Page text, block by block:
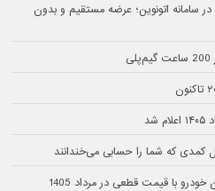
سامانه اتونوین؛ عرضه مستقیم و بدون